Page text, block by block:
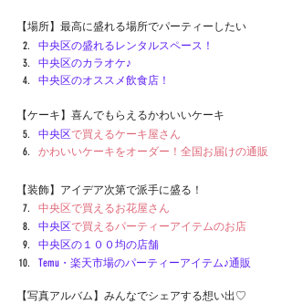
【場所】最高に盛れる場所でパーティーしたい
中央区の盛れるレンタルスペース！
中央区のカラオケ♪
中央区のオススメ飲食店！
【ケーキ】喜んでもらえるかわいいケーキ
中央区で買えるケーキ屋さん
かわいいケーキをオーダー！全国お届けの通販
【装飾】アイデア次第で派手に盛る！
中央区で買えるお花屋さん
中央区で買えるパーティーアイテムのお店
中央区の１００均の店舗
Temu・楽天市場のパーティーアイテム♪通販
【写真アルバム】みんなでシェアする想い出♡